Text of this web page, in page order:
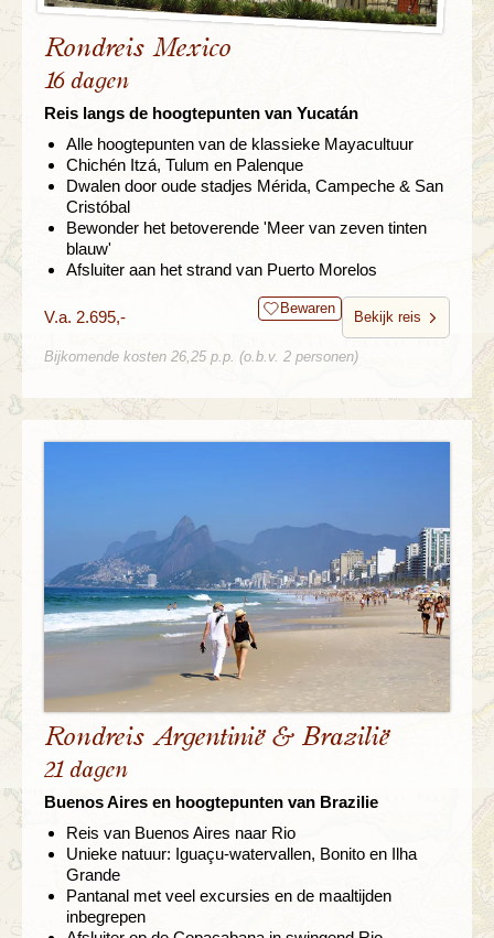
Rondreis Mexico
16 dagen
Reis langs de hoogtepunten van Yucatán
Alle hoogtepunten van de klassieke Mayacultuur
Chichén Itzá, Tulum en Palenque
Dwalen door oude stadjes Mérida, Campeche & San
Cristóbal
Bewonder het betoverende 'Meer van zeven tinten
blauw'
Afsluiter aan het strand van Puerto Morelos
V.a. 2.695,- Bewaren
Bekijk reis
Bijkomende kosten 26,25 p.p. (o.b.v. 2 personen)
Rondreis Argentinië & Brazilië
21 dagen
Buenos Aires en hoogtepunten van Brazilie
Reis van Buenos Aires naar Rio
Unieke natuur: Iguaçu-watervallen, Bonito en Ilha
Grande
Pantanal met veel excursies en de maaltijden
inbegrepen